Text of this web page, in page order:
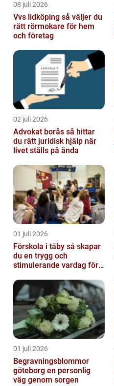
08 juli 2026
Vvs lidköping så väljer du
rätt rörmokare för hem
och företag
02 juli 2026
Advokat borås så hittar
du rätt juridisk hjälp när
livet ställs på ända
01 juli 2026
Förskola i täby så skapar
du en trygg och
stimulerande vardag för
01 juli 2026
Begravningsblommor
göteborg en personlig
väg genom sorgen